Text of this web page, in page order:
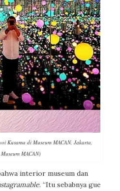
Kusama di Museum MACAN, Jakarta.
MACAN)
interior museum dan
. “Itu sebabnya gue